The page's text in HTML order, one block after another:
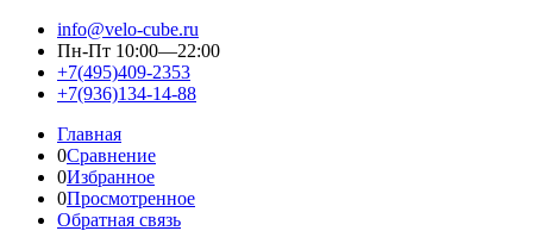
info@velo-cube.ru
Пн-Пт 10:00—22:00
+7(495)409-2353
+7(936)134-14-88
Главная
0Сравнение
0Избранное
0Просмотренное
Обратная связь